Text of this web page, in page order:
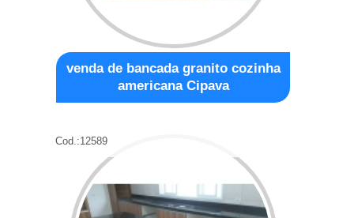
venda de bancada granito cozinha
americana Cipava
Cod.:12589